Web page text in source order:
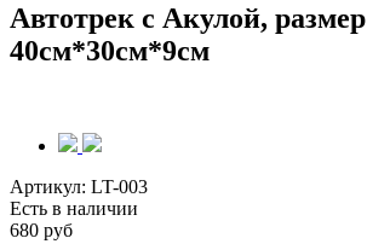
Автотрек с Акулой, размер
40см*30см*9см
Артикул: LT-003
Есть в наличии
680 руб